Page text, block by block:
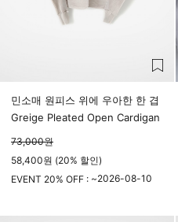
민소매 원피스 위에 우아한 한 겹
Greige Pleated Open Cardigan
73,000원
58,400원 (20% 할인)
EVENT 20% OFF : ~2026-08-10